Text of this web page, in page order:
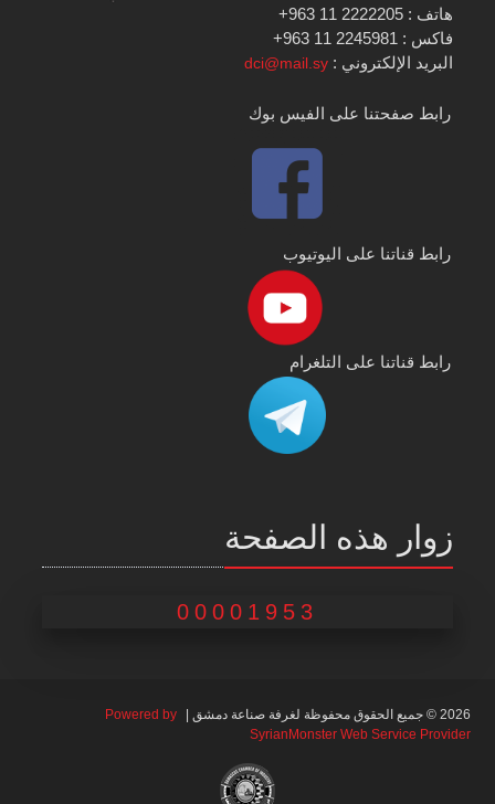
هاتف : 2222205 11 963+
فاكس : 2245981 11 963+
البريد الإلكتروني :dci@mail.sy
رابط صفحتنا على الفيس بوك
رابط قناتنا على اليوتيوب
رابط قناتنا على التلغرام
زوار هذه الصفحة
00001953
2026 © جميع الحقوق محفوظة لغرفة صناعة دمشق |
Powered by
SyrianMonster Web Service Provider